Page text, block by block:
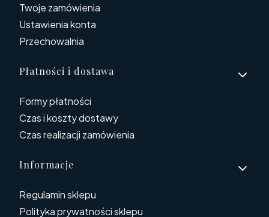
Twoje zamówienia
Ustawienia konta
Przechowalnia
Płatności i dostawa
Formy płatności
Czas i koszty dostawy
Czas realizacji zamówienia
Informacje
Regulamin sklepu
Polityka prywatności sklepu